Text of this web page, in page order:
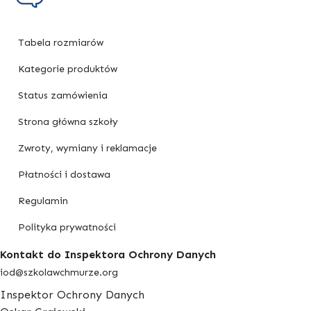
Tabela rozmiarów
Kategorie produktów
Status zamówienia
Strona główna szkoły
Zwroty, wymiany i reklamacje
Płatności i dostawa
Regulamin
Polityka prywatności
Kontakt do Inspektora Ochrony Danych
iod@szkolawchmurze.org
Inspektor Ochrony Danych